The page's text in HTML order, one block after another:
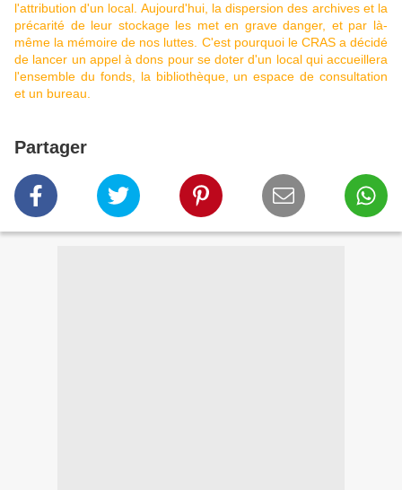
l'attribution d'un local. Aujourd'hui, la dispersion des archives et la
précarité de leur stockage les met en grave danger, et par là-
même la mémoire de nos luttes. C'est pourquoi le CRAS a décidé
de lancer un appel à dons pour se doter d'un local qui accueillera
l'ensemble du fonds, la bibliothèque, un espace de consultation
et un bureau.
Partager